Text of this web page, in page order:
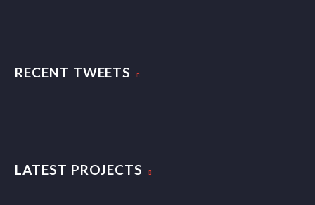
RECENT TWEETS
LATEST PROJECTS